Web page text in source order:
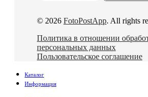
© 2026 FotoPostApp. All rights
Политика в отношении
персональных данных
Пользовательское соглашение
Каталог
Информация